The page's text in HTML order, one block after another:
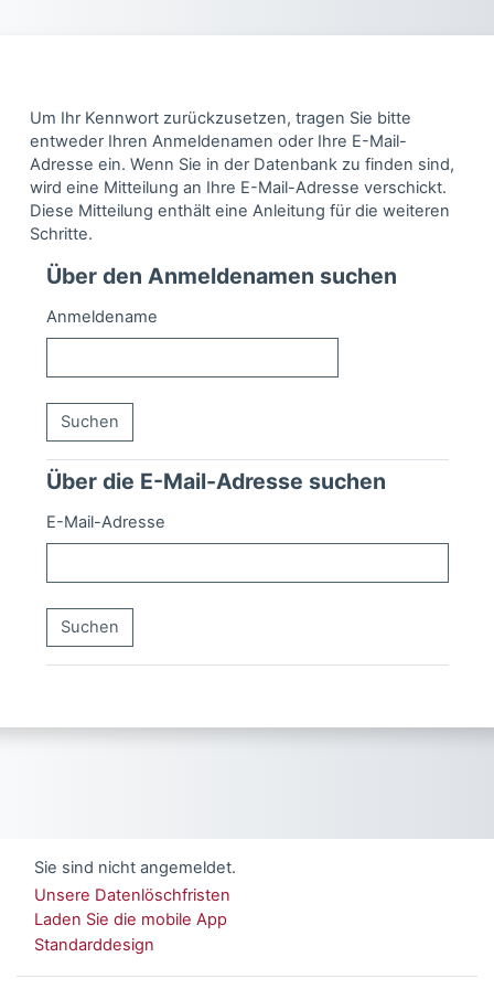
Um Ihr Kennwort zurückzusetzen, tragen Sie bitte
entweder Ihren Anmeldenamen oder Ihre E-Mail-
Adresse ein. Wenn Sie in der Datenbank zu finden sind,
wird eine Mitteilung an Ihre E-Mail-Adresse verschickt.
Diese Mitteilung enthält eine Anleitung für die weiteren
Schritte.
Über den Anmeldenamen suchen
Über den Anmeldenamen suchen
Anmeldename
Über die E-Mail-Adresse suchen
Über die E-Mail-Adresse suchen
E-Mail-Adresse
Sie sind nicht angemeldet.
Unsere Datenlöschfristen
Laden Sie die mobile App
Standarddesign